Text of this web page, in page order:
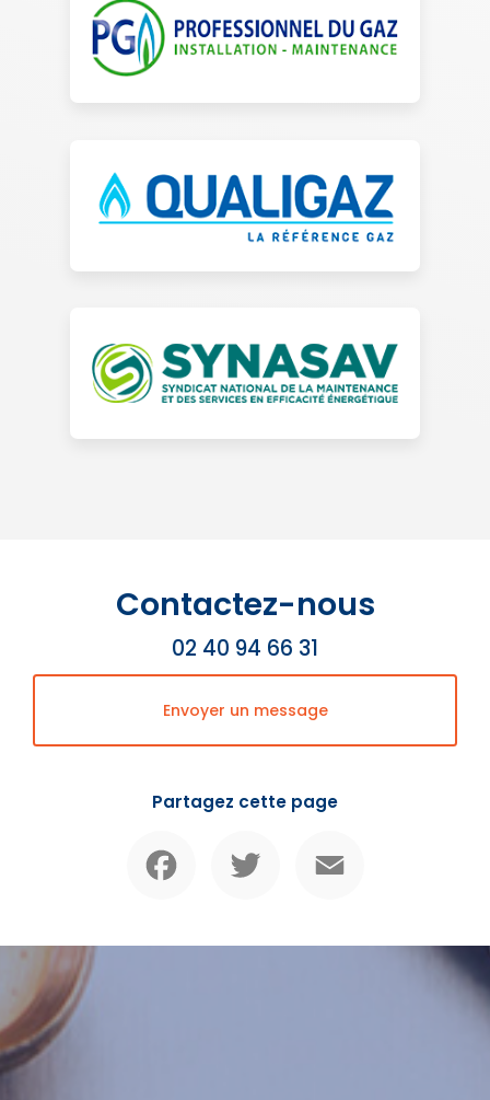
Contactez-nous
02 40 94 66 31
Envoyer un message
Partagez cette page